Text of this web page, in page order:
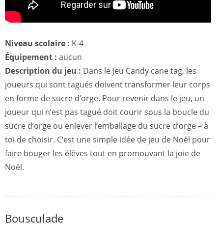
Niveau scolaire : K-4
Équipement : aucun
Description du jeu : Dans le jeu Candy cane tag, les
joueurs qui sont tagués doivent transformer leur corps
en forme de sucre d’orge. Pour revenir dans le jeu, un
joueur qui n’est pas tagué doit courir sous la boucle du
sucre d’orge ou enlever l’emballage du sucre d’orge – à
toi de choisir. C’est une simple idée de jeu de Noël pour
faire bouger les élèves tout en promouvant la joie de
Noël.
Bousculade